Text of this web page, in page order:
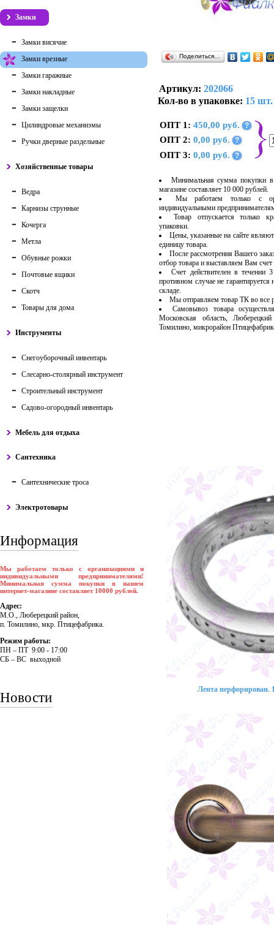
Замки
Замки висячие
Замки врезные
Замки гаражные
Замки накладные
Замки защелки
Цилиндровые механизмы
Ручки дверные раздельные
Хозяйственные товары
Ведра
Карнизы струнные
Кочерга
Метла
Обувные рожки
Почтовые ящики
Скотч
Товары для дома
Инструменты
Снегоуборочный инвентарь
Слесарно-столярный инструмент
Строительный инструмент
Садово-огородный инвентарь
Мебель для отдыха
Сантехника
Сантехнические троса
Электротовары
Информация
Мы работаем только с организациями и
индивидуальными предпринимателями!
Минимальная сумма покупки в нашем
интернет-магазине составляет 10000 рублей.
Адрес:
М.О., Люберецкий район,
п. Томилино, мкр. Птицефабрика.
Режим работы:
ПH – ПT 9:00 - 17:00
CБ – BC выходной
Новости
Поделиться…
Артикул: 202066
Кол-во в упаковке: 15 шт.
ОПТ 1: 450,00 руб. ?
ОПТ 2: 0,00 руб. ?
ОПТ 3: 0,00 руб. ?
Минимальная сумма покупки
магазине составляет 10 000 рублей.
Мы работаем только с
индивидуальными
Товар отпускается только
упаковки.
Цены, указанные на сайте
единицу товара.
После рассмотрения Вашего
отбор товара и выставляем Вам счет
Счет действителен в течении
противном случае не гарантируется
складе.
Мы отправляем товар ТК во
Самовывоз товара
Московская область,
Томилино, микрорайон
Лента перфорирован.